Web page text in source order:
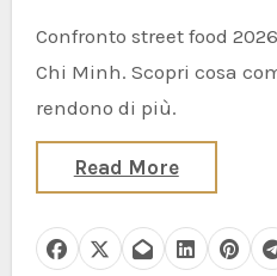
Confronto street food 2026: Bangkok, Penang e Ho
Chi Minh. Scopri cosa
rendono di più.
Read More